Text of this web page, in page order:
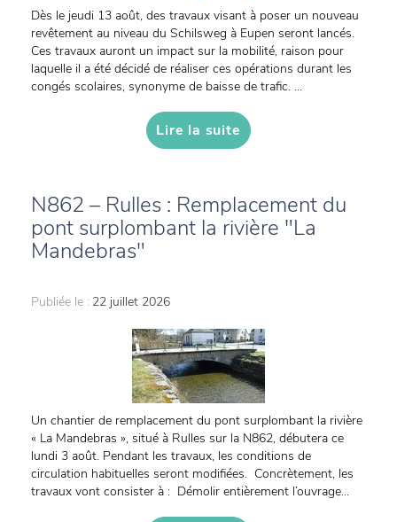
Dès le jeudi 13 août, des travaux visant à poser un nouveau
revêtement au niveau du Schilsweg à Eupen seront lancés.
Ces travaux auront un impact sur la mobilité, raison pour
laquelle il a été décidé de réaliser ces opérations durant les
congés scolaires, synonyme de baisse de trafic. ...
Lire la suite
N862 – Rulles : Remplacement du
pont surplombant la rivière "La
Mandebras"
Publiée le : 22 juillet 2026
Un chantier de remplacement du pont surplombant la rivière
« La Mandebras », situé à Rulles sur la N862, débutera ce
lundi 3 août. Pendant les travaux, les conditions de
circulation habituelles seront modifiées. Concrètement, les
travaux vont consister à : Démolir entièrement l’ouvrage...